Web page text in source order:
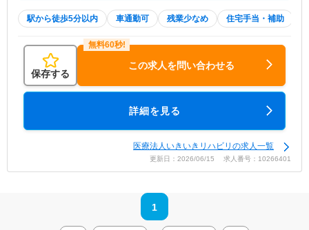
駅から徒歩5分以内 車通勤可 残業少なめ 住宅手当・補助
保存する
この求人を問い合わせる
詳細を見る
医療法人いきいきリハビリの求人一覧
更新日：2026/06/15 求人番号：10266401
1